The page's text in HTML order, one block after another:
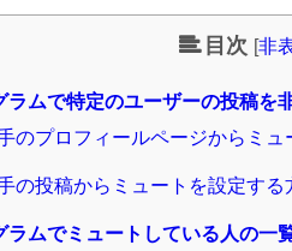
目次 [非
ラムで特定のユーザーの投稿を
のプロフィールページからミ
の投稿からミュートを設定する
ラムでミュートしている人の一